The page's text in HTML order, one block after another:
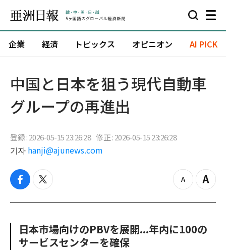
企業 経済 トピックス オピニオン AI PICK
中国と日本を狙う現代自動車
グループの再進出
登録 : 2026-05-15 23:26:28 修正 : 2026-05-15 23:26:28
기자 hanji@ajunews.com
f
c
o
o
t
i
e
r
z
o
u
Z
o
n
日本市場向けのPBVを展開...年内に100の
サービスセンターを確保